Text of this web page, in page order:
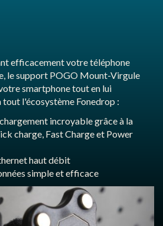
efficacement votre téléphone
le support POGO Mount-Virgule
smartphone tout en lui
l'écosystème Fonedrop :
incroyable grâce à la
charge, Fast Charge et Power
haut débit
simple et efficace